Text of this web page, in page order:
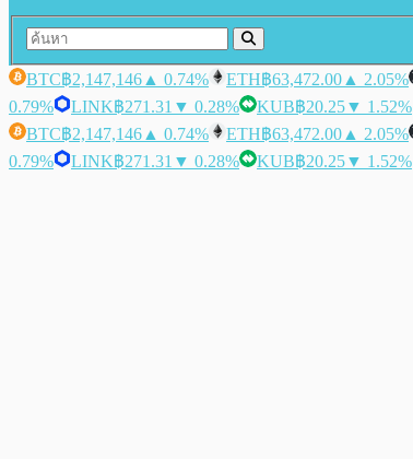
BTC฿2,147,146 ▲ 0.74% ETH฿63,472.00 ▲ 2.05%
0.79%
LINK฿271.31 ▼ 0.28% KUB฿20.25▼ 1.52%
BTC฿2,147,146 ▲ 0.74% ETH฿63,472.00 ▲ 2.05%
0.79%
LINK฿271.31 ▼ 0.28% KUB฿20.25▼ 1.52%